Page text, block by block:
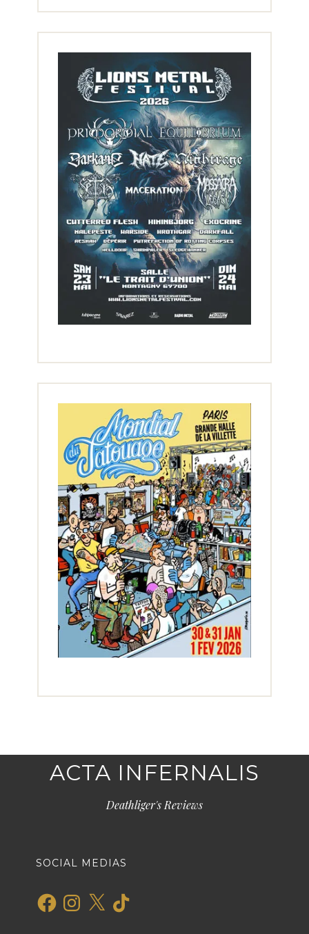
ACTA INFERNALIS
Deathliger's Reviews
SOCIAL MEDIAS
FacebookInstagram
X TikTok